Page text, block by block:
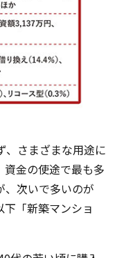
、さまざまな用途に
資金の使途で最も多
、次いで多いのが
下「新築マンショ